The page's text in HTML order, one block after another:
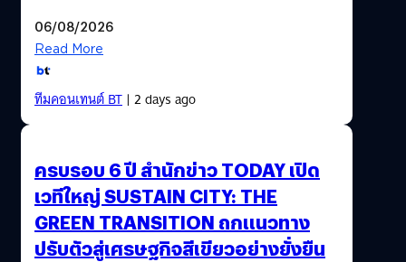
06/08/2026
Read More
ทีมคอนเทนต์ BT| 2 days ago
ครบรอบ 6 ปี สำนักข่าว TODAY เปิด
เวทีใหญ่ SUSTAIN CITY: THE
GREEN TRANSITION ถกแนวทาง
ปรับตัวสู่เศรษฐกิจสีเขียวอย่างยั่งยืน